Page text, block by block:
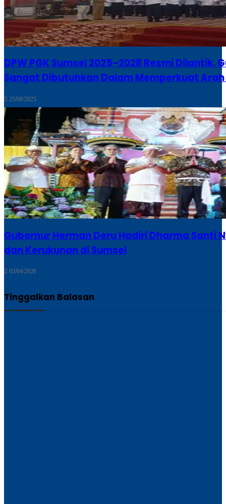
DPW PGK Sumsel 2025–2028 Resmi Dilantik,
Sangat Dibutuhkan Dalam Memperkuat
25/08/2025
Gubernur Herman Deru Hadiri Dharma Santi
dan Kerukunan di Sumsel
03/04/2026
Tinggalkan Balasan